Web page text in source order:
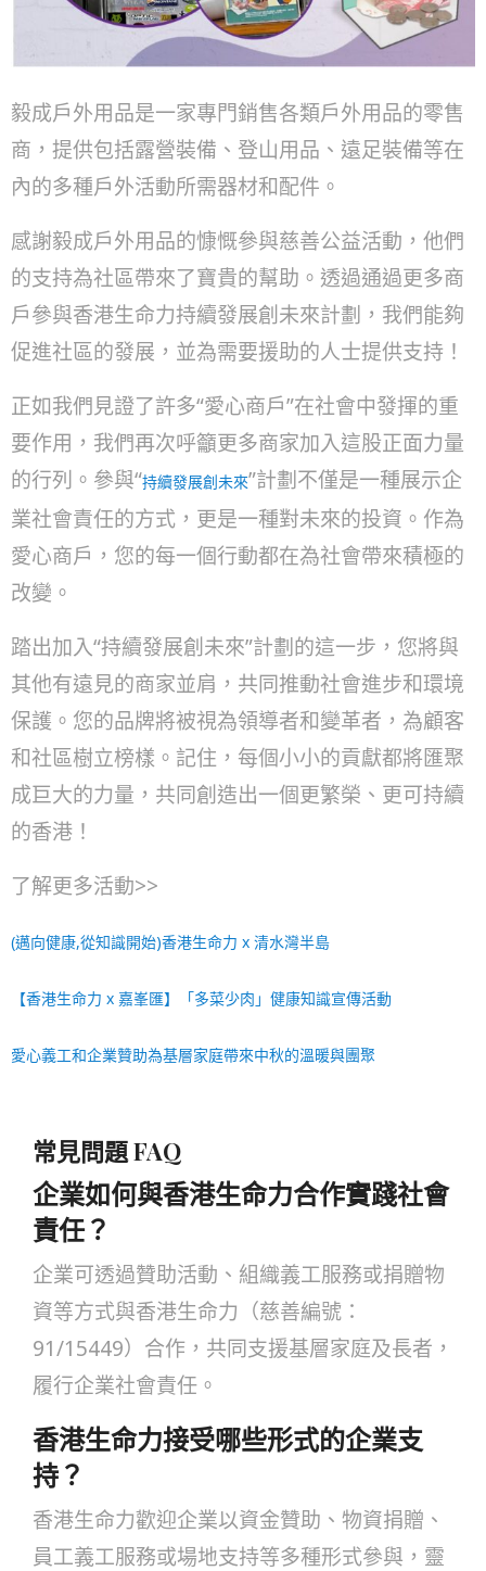
毅成戶外用品是一家專門銷售各類戶外用品的零售
商，提供包括露營裝備、登山用品、遠足裝備等在
內的多種戶外活動所需器材和配件。
感謝毅成戶外用品的慷慨參與慈善公益活動，他們
的支持為社區帶來了寶貴的幫助。透過通過更多商
戶參與香港生命力持續發展創未來計劃，我們能夠
促進社區的發展，並為需要援助的人士提供支持！
正如我們見證了許多“愛心商戶”在社會中發揮的重
要作用，我們再次呼籲更多商家加入這股正面力量
的行列。參與“持續發展創未來”計劃不僅是一種展示企
業社會責任的方式，更是一種對未來的投資。作為
愛心商戶，您的每一個行動都在為社會帶來積極的
改變。
踏出加入“持續發展創未來”計劃的這一步，您將與
其他有遠見的商家並肩，共同推動社會進步和環境
保護。您的品牌將被視為領導者和變革者，為顧客
和社區樹立榜樣。記住，每個小小的貢獻都將匯聚
成巨大的力量，共同創造出一個更繁榮、更可持續
的香港！
了解更多活動>>
(邁向健康,從知識開始)香港生命力 x 清水灣半島
【香港生命力 x 嘉峯匯】「多菜少肉」健康知識宣傳活動
愛心義工和企業贊助為基層家庭帶來中秋的溫暖與團聚
常見問題 FAQ
企業如何與香港生命力合作實踐社會
責任？
企業可透過贊助活動、組織義工服務或捐贈物
資等方式與香港生命力（慈善編號：
91/15449）合作，共同支援基層家庭及長者，
履行企業社會責任。
香港生命力接受哪些形式的企業支
持？
香港生命力歡迎企業以資金贊助、物資捐贈、
員工義工服務或場地支持等多種形式參與，靈